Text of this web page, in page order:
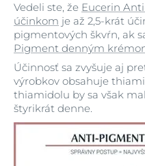
Vedeli ste, že Eucerin
účinkom je až 2,5-krát
pigmentových škvŕn, ak
Pigment denným
Účinnosť sa zvyšuje aj
výrobkov obsahuje
thiamidolu by sa však
štyrikrát denne.